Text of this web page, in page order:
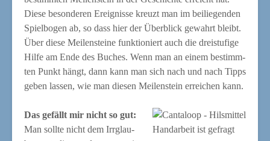
Die­se beson­de­ren Ereig­nis­se kreuzt man im bei­lie­gen­den
Spiel­bo­gen ab, so dass hier der Über­blick gewahrt bleibt.
Über die­se Mei­len­stei­ne funk­tio­niert auch die drei­stu­fi­ge
Hil­fe am Ende des Buches. Wenn man an einem bestimm­
ten Punkt hängt, dann kann man sich nach und nach Tipps
geben las­sen, wie man die­sen Mei­len­stein errei­chen kann.
Hand­ar­beit ist gefragt
Das gefällt mir nicht so gut:
Man soll­te nicht dem Irr­glau­